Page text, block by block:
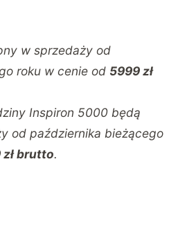
w sprzedaży od
roku w cenie od 5999 zł
Inspiron 5000 będą
od października bieżącego
zł brutto.